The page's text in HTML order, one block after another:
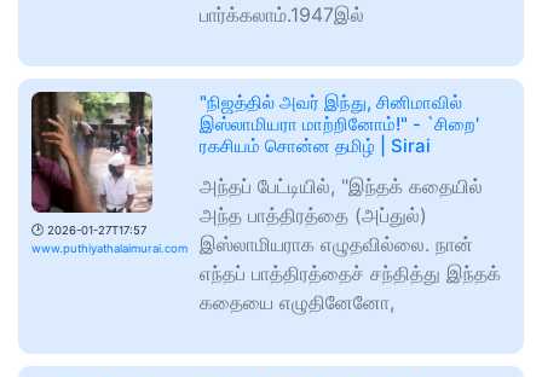
பார்க்கலாம்.1947இல்
🕑 2026-01-27T17:57
www.puthiyathalaimurai.com
"நிஜத்தில் அவர் இந்து, சினிமாவில்
இஸ்லாமியரா மாற்றினோம்!" - `சிறை'
ரகசியம் சொன்ன தமிழ் | Sirai
அந்தப் பேட்டியில், "இந்தக் கதையில்
அந்த பாத்திரத்தை (அப்துல்)
இஸ்லாமியராக எழுதவில்லை. நான்
எந்தப் பாத்திரத்தைச் சந்தித்து இந்தக்
கதையை எழுதினேனோ,